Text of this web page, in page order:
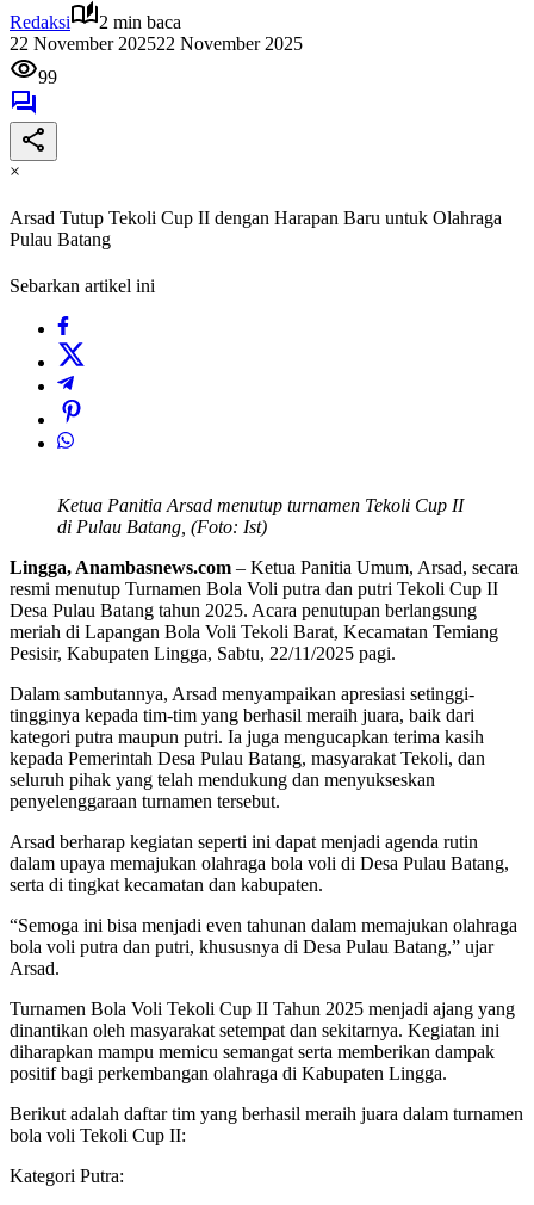
Redaksi
2 min baca
22 November 202522 November 2025
99
×
Arsad Tutup Tekoli Cup II dengan Harapan Baru untuk Olahraga
Pulau Batang
Sebarkan artikel ini
Ketua Panitia Arsad menutup turnamen Tekoli Cup II
di Pulau Batang, (Foto: Ist) ‎
Lingga, Anambasnews.com – Ketua Panitia Umum, Arsad, secara
resmi menutup Turnamen Bola Voli putra dan putri Tekoli Cup II
Desa Pulau Batang tahun 2025. Acara penutupan berlangsung
meriah di Lapangan Bola Voli Tekoli Barat, Kecamatan Temiang
Pesisir, Kabupaten Lingga, Sabtu, 22/11/2025 pagi.
Dalam sambutannya, Arsad menyampaikan apresiasi setinggi-
tingginya kepada tim-tim yang berhasil meraih juara, baik dari
kategori putra maupun putri. Ia juga mengucapkan terima kasih
kepada Pemerintah Desa Pulau Batang, masyarakat Tekoli, dan
seluruh pihak yang telah mendukung dan menyukseskan
penyelenggaraan turnamen tersebut.
Arsad berharap kegiatan seperti ini dapat menjadi agenda rutin
dalam upaya memajukan olahraga bola voli di Desa Pulau Batang,
serta di tingkat kecamatan dan kabupaten.
“Semoga ini bisa menjadi even tahunan dalam memajukan olahraga
bola voli putra dan putri, khususnya di Desa Pulau Batang,” ujar
Arsad.
Turnamen Bola Voli Tekoli Cup II Tahun 2025 menjadi ajang yang
dinantikan oleh masyarakat setempat dan sekitarnya. Kegiatan ini
diharapkan mampu memicu semangat serta memberikan dampak
positif bagi perkembangan olahraga di Kabupaten Lingga.
Berikut adalah daftar tim yang berhasil meraih juara dalam turnamen
bola voli Tekoli Cup II:
Kategori Putra: